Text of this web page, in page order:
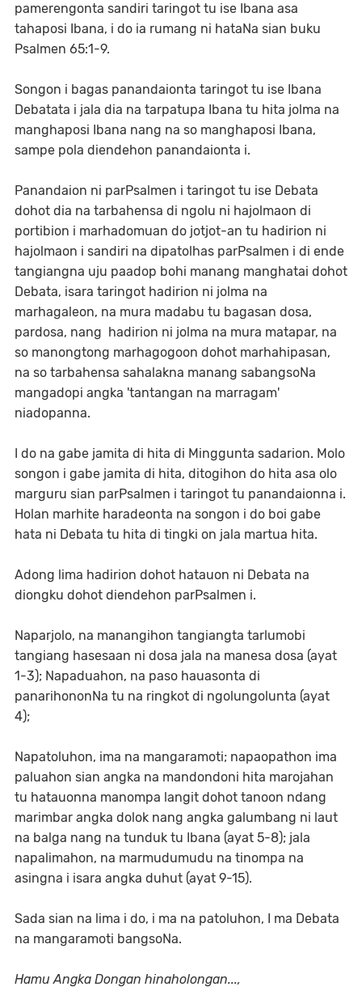
pamerengonta sandiri taringot tu ise Ibana asa
tahaposi Ibana, i do ia rumang ni hataNa sian buku
Psalmen 65:1-9.
Songon i bagas panandaionta taringot tu ise Ibana
Debatata i jala dia na tarpatupa Ibana tu hita jolma na
manghaposi Ibana nang na so manghaposi Ibana,
sampe pola diendehon panandaionta i.
Panandaion ni parPsalmen i taringot tu ise Debata
dohot dia na tarbahensa di ngolu ni hajolmaon di
portibion i marhadomuan do jotjot-an tu hadirion ni
hajolmaon i sandiri na dipatolhas parPsalmen i di ende
tangiangna uju paadop bohi manang manghatai dohot
Debata, isara taringot hadirion ni jolma na
marhagaleon, na mura madabu tu bagasan dosa,
pardosa, nang hadirion ni jolma na mura matapar, na
so manongtong marhagogoon dohot marhahipasan,
na so tarbahensa sahalakna manang sabangsoNa
mangadopi angka 'tantangan na marragam'
niadopanna.
I do na gabe jamita di hita di Minggunta sadarion. Molo
songon i gabe jamita di hita, ditogihon do hita asa olo
marguru sian parPsalmen i taringot tu panandaionna i.
Holan marhite haradeonta na songon i do boi gabe
hata ni Debata tu hita di tingki on jala martua hita.
Adong lima hadirion dohot hatauon ni Debata na
diongku dohot diendehon parPsalmen i.
Naparjolo, na manangihon tangiangta tarlumobi
tangiang hasesaan ni dosa jala na manesa dosa (ayat
1-3); Napaduahon, na paso hauasonta di
panarihononNa tu na ringkot di ngolungolunta (ayat
4);
Napatoluhon, ima na mangaramoti; napaopathon ima
paluahon sian angka na mandondoni hita marojahan
tu hatauonna manompa langit dohot tanoon ndang
marimbar angka dolok nang angka galumbang ni laut
na balga nang na tunduk tu Ibana (ayat 5-8); jala
napalimahon, na marmudumudu na tinompa na
asingna i isara angka duhut (ayat 9-15).
Sada sian na lima i do, i ma na patoluhon, I ma Debata
na mangaramoti bangsoNa.
Hamu Angka Dongan hinaholongan...,